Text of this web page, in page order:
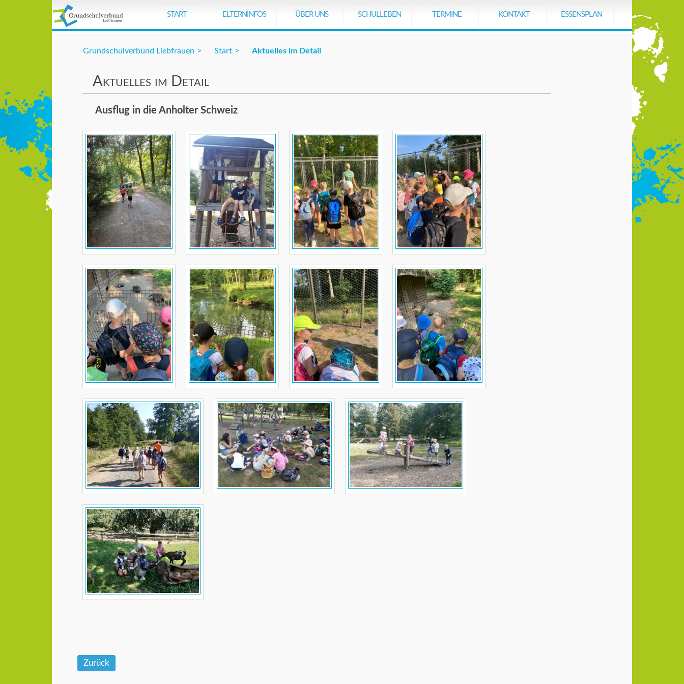
Der Eintrag "header-top-schriftzug" existiert leider nicht.
überspringen
START ELTERNINFOS ÜBER UNS SCHULLEBEN TERMINE KONTAKT ESSENSPLAN
Grundschulverbund Liebfrauen Start Aktuelles im Detail
Aktuelles im Detail
Ausflug in die Anholter Schweiz
Zurück